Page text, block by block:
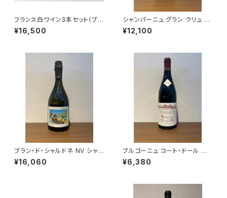
フランス白ワイン3本セット（ブル
ゴーニュ アリゴテ レ・クリュゾッ
ト 2023・シャブリ ペル・アスペ
¥16,500
シャンパーニュ グラン クリュ ブ
リュット キュヴェ フルロン NV 7
50ml シャンパーニュ・ド・ラ・ル
¥12,100
ブラン・ド・シャルドネ NV シャヴ
ォスト シャンパーニュ 750ml
¥16,060
ブルゴーニュ コート・ドール ル
ージュ 2023 ミシェル・グロ 赤
ワイン 750ml
¥6,380